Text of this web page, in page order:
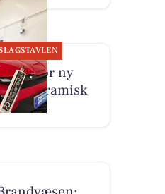
klargør ny
keramisk